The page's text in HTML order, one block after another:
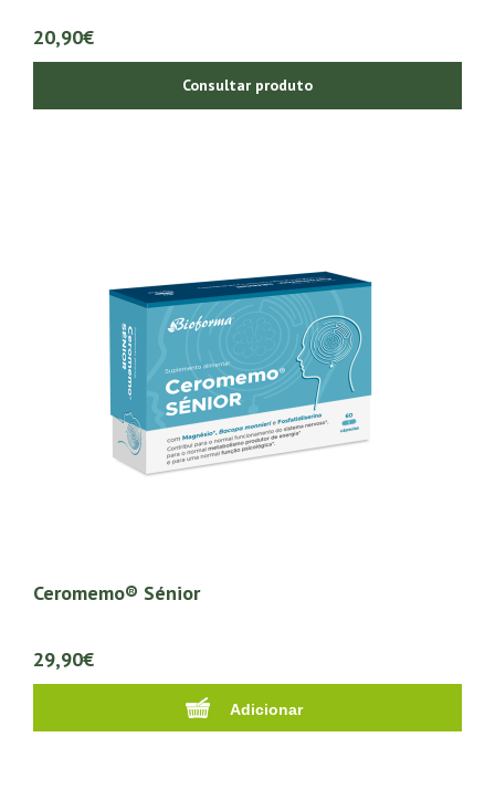
20,90€
Consultar produto
Ceromemo® Sénior
29,90€